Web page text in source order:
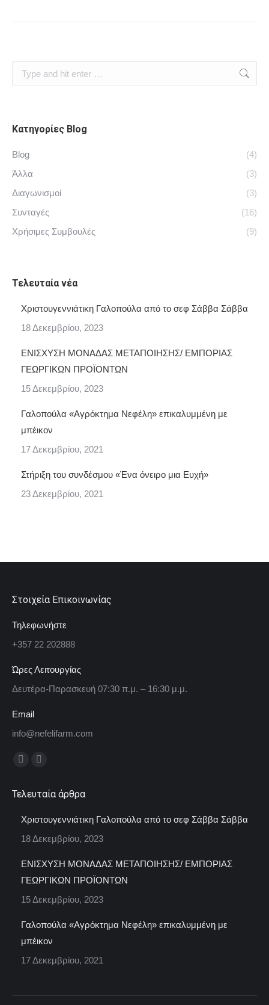
Search:
Κατηγορίες Blog
Blog
(4)
Άλλα
(3)
Διαγωνισμοί
(3)
Συνταγές
(16)
Χρήσιμες Συμβουλές
(9)
Τελευταία νέα
Χριστουγεννιάτικη Γαλοπούλα από το σεφ Σάββα Σάββα
18 Δεκεμβρίου, 2023
ΕΝΙΣΧΥΣΗ ΜΟΝΑΔΑΣ ΜΕΤΑΠΟΙΗΣΗΣ/ ΕΜΠΟΡΙΑΣ
ΓΕΩΡΓΙΚΩΝ ΠΡΟΪΟΝΤΩΝ
15 Δεκεμβρίου, 2023
Γαλοπούλα «Αγρόκτημα Νεφέλη» επικαλυμμένη με
μπέικον
17 Δεκεμβρίου, 2021
Στήριξη του συνδέσμου «Ένα όνειρο μια Ευχή»
23 Δεκεμβρίου, 2021
Στοιχεία Επικοινωνίας
Τηλεφωνήστε
+357 22 202888
Ώρες Λειτουργίας
Δευτέρα-Παρασκευή 07:30 π.μ. – 16:30 μ.μ.
Email
info@nefelifarm.com
Find us on:
opens
in
window
opens
window
Τελευταία άρθρα
Χριστουγεννιάτικη Γαλοπούλα από το σεφ Σάββα Σάββα
18 Δεκεμβρίου, 2023
ΕΝΙΣΧΥΣΗ ΜΟΝΑΔΑΣ ΜΕΤΑΠΟΙΗΣΗΣ/ ΕΜΠΟΡΙΑΣ
ΓΕΩΡΓΙΚΩΝ ΠΡΟΪΟΝΤΩΝ
15 Δεκεμβρίου, 2023
Γαλοπούλα «Αγρόκτημα Νεφέλη» επικαλυμμένη με
μπέικον
17 Δεκεμβρίου, 2021